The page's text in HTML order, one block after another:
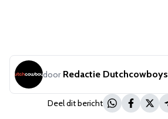
door Redactie Dutchcowboys
Deel dit bericht